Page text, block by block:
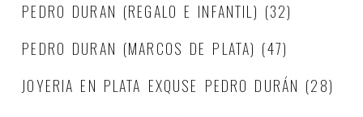
PEDRO DURAN (REGALO E INFANTIL) (32)
PEDRO DURAN (MARCOS DE PLATA) (47)
JOYERIA EN PLATA EXQUSE PEDRO DURÁN (28)